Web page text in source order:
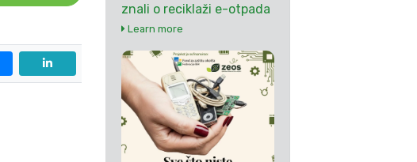
znali o reciklaži e-otpada
Learn more